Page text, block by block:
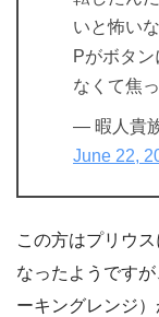
いと怖い
Pがボタ
なくて焦
— 暇人貴
June 22,
この方はプリウ
なったようです
ーキングレンジ